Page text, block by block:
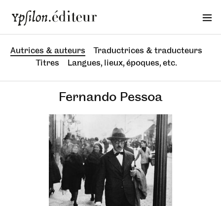
Autrices & auteurs
Traductrices & traducteurs
Titres
Langues, lieux, époques, etc.
Fernando Pessoa